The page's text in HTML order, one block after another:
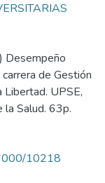
Desempeño
de Gestión
UPSE,
la Salud. 63p.
10218